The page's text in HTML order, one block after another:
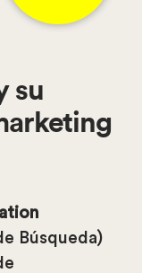
su
Búsqueda)